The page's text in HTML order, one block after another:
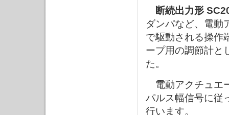
断続出力形
ダンパなど、電動
で駆動される操作
ープ用の調節計と
た。
電動アクチュエ
パルス幅信号に従
行います。